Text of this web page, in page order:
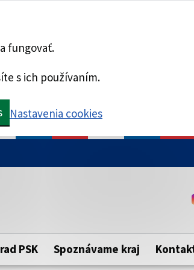
fungovať.
s ich používaním.
Nastavenia cookies
kraja.
zabezpečenú webovú
https:// pred názvom
PSK Spoznávame kraj